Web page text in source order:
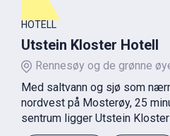
HOTELL
Utstein Kloster Hotell
Rennesøy og de grønne
Med saltvann og sjø som
nordvest på Mosterøy, 25
sentrum ligger Utstein